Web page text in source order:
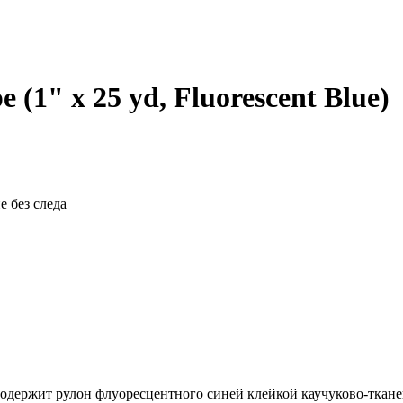
(1" x 25 yd, Fluorescent Blue)
без следа
рулон флуоресцентного синей клейкой каучуково-